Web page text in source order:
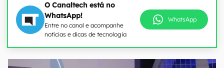
O Canaltech está no
WhatsApp!
Entre no canal e acompanhe
notícias e dicas de tecnologia
WhatsApp